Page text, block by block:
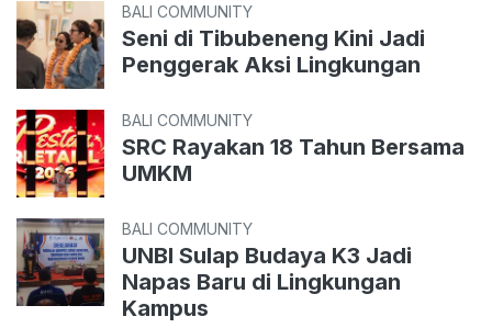
BALI COMMUNITY
Seni di Tibubeneng Kini Jadi
Penggerak Aksi Lingkungan
BALI COMMUNITY
SRC Rayakan 18 Tahun Bersama
UMKM
BALI COMMUNITY
UNBI Sulap Budaya K3 Jadi
Napas Baru di Lingkungan
Kampus